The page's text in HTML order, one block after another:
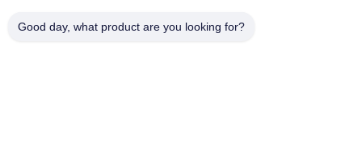
Good day, what product are you looking for?